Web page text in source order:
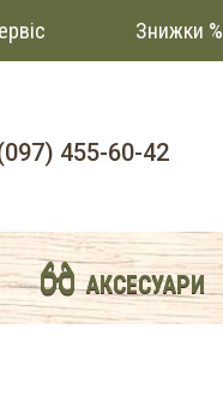
Знижки %
455-60-42
АКСЕСУАРИ